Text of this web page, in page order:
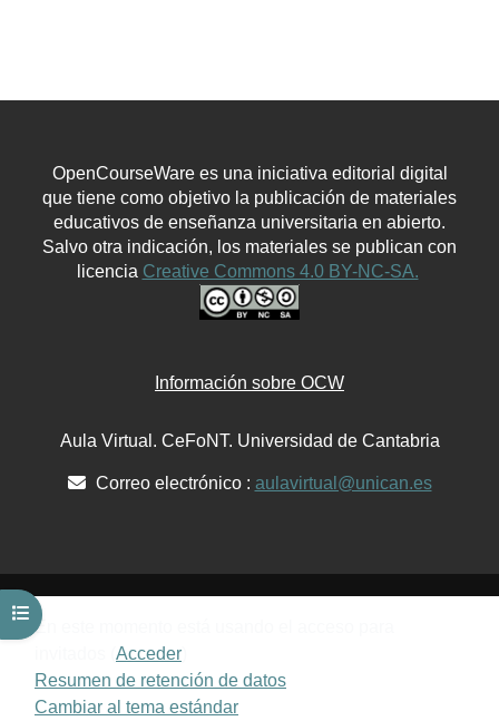
Abrir índice del curso
OpenCourseWare es una iniciativa editorial digital
que tiene como objetivo la publicación de materiales
educativos de enseñanza universitaria en abierto.
Salvo otra indicación, los materiales se publican con
licencia Creative Commons 4.0 BY-NC-SA.
Información sobre OCW
Aula Virtual. CeFoNT. Universidad de Cantabria
Correo electrónico : aulavirtual@unican.es
En este momento está usando el acceso para
Acceder
Resumen de retención de datos
Cambiar al tema estándar